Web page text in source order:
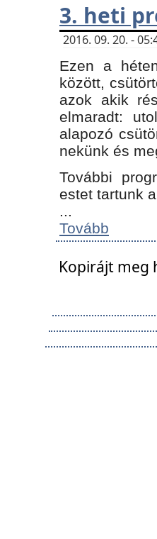
3. heti
2016. 09. 20. -
Ezen a
között,
azok akik
elmaradt:
alapozó
nekünk és
További
estet tartunk
...
Tovább
Kopirájt meg